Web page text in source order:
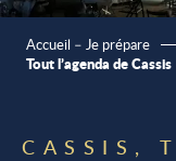
Accueil – Je prépare
Tout l’agenda de Cassis
CASSIS,